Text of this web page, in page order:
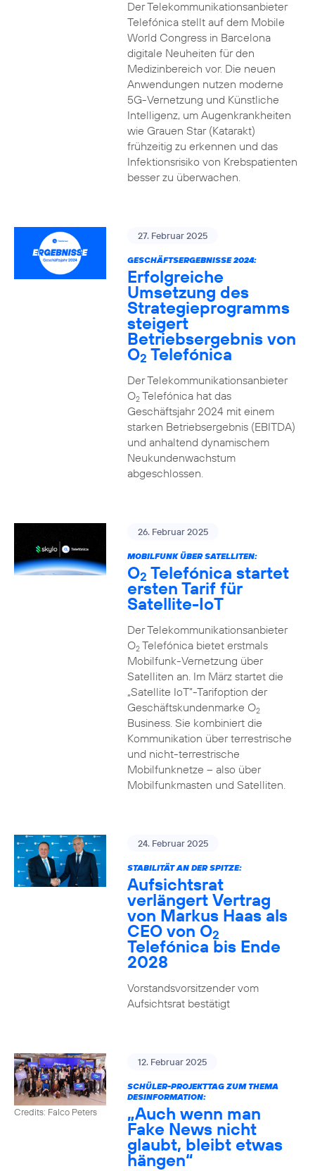
Der Telekommunikationsanbieter
Telefónica stellt auf dem Mobile
World Congress in Barcelona
digitale Neuheiten für den
Medizinbereich vor. Die neuen
Anwendungen nutzen moderne
5G-Vernetzung und Künstliche
Intelligenz, um Augenkrankheiten
wie Grauen Star (Katarakt)
frühzeitig zu erkennen und das
Infektionsrisiko von Krebspatienten
besser zu überwachen.
27. Februar 2025
GESCHÄFTSERGEBNISSE 2024:
Erfolgreiche
Umsetzung des
Strategieprogramms
steigert
Betriebsergebnis von
O2 Telefónica
Der Telekommunikationsanbieter
O2Telefónica hat das
Geschäftsjahr 2024 mit einem
starken Betriebsergebnis (EBITDA)
und anhaltend dynamischem
Neukundenwachstum
abgeschlossen.
26. Februar 2025
MOBILFUNK ÜBER SATELLITEN:
O2 Telefónica startet
ersten Tarif für
Satellite-IoT
Der Telekommunikationsanbieter
O2Telefónica bietet erstmals
Mobilfunk-Vernetzung über
Satelliten an. Im März startet die
„Satellite IoT”-Tarifoption der
Geschäftskundenmarke O2
Business. Sie kombiniert die
Kommunikation über terrestrische
und nicht-terrestrische
Mobilfunknetze – also über
Mobilfunkmasten und Satelliten.
24. Februar 2025
STABILITÄT AN DER SPITZE:
Aufsichtsrat
verlängert Vertrag
von Markus Haas als
CEO von O2
Telefónica bis Ende
2028
Vorstandsvorsitzender vom
Aufsichtsrat bestätigt
Credits: Falco Peters
12. Februar 2025
SCHÜLER-PROJEKTTAG ZUM THEMA
DESINFORMATION:
„Auch wenn man
Fake News nicht
glaubt, bleibt etwas
hängen“